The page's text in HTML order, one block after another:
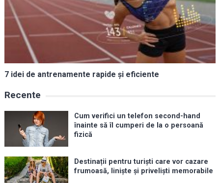
7 idei de antrenamente rapide și eficiente
Recente
Cum verifici un telefon second-hand
înainte să îl cumperi de la o persoană
fizică
Destinații pentru turiști care vor cazare
frumoasă, liniște și priveliști memorabile